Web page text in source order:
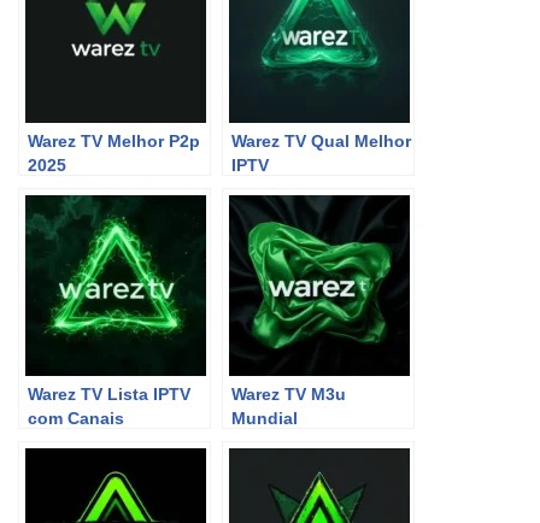
Warez TV Melhor P2p
2025
Warez TV Qual Melhor
IPTV
Warez TV Lista IPTV
com Canais
Warez TV M3u
Mundial